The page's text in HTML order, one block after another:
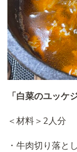
「白菜のユッケ
＜材料＞2人分
・牛肉切り落と